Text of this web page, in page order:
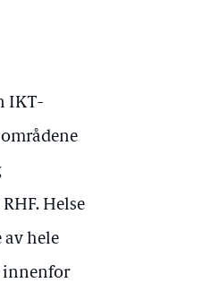
IKT-
Helse
av hele
innenfor